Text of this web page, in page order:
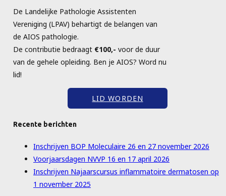
De Landelijke Pathologie Assistenten
Vereniging (LPAV) behartigt de belangen van
de AIOS pathologie.
De contributie bedraagt €100,- voor de duur
van de gehele opleiding. Ben je AIOS? Word nu
lid!
LID WORDEN
Recente berichten
Inschrijven BOP Moleculaire 26 en 27 november 2026
Voorjaarsdagen NVVP 16 en 17 april 2026
Inschrijven Najaarscursus inflammatoire dermatosen op
1 november 2025